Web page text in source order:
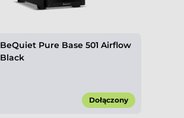
BeQuiet Pure Base 501 Airflow
Black
Dołączony